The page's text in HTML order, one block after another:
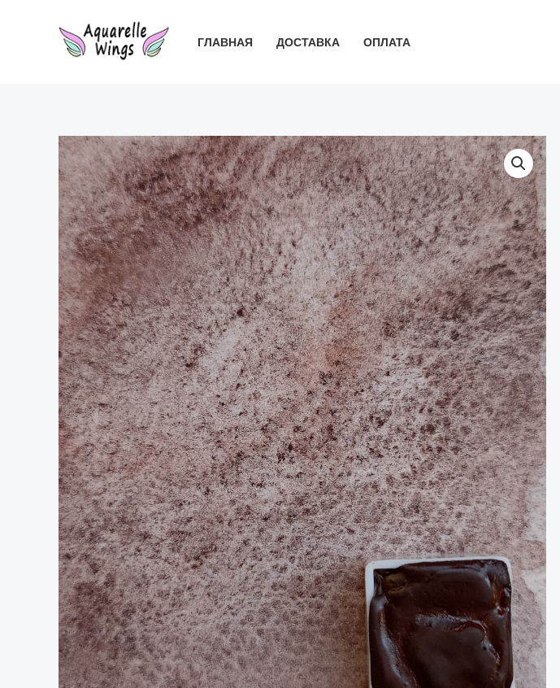
содержимому
ГЛАВНАЯ ДОСТАВКА ОПЛАТА